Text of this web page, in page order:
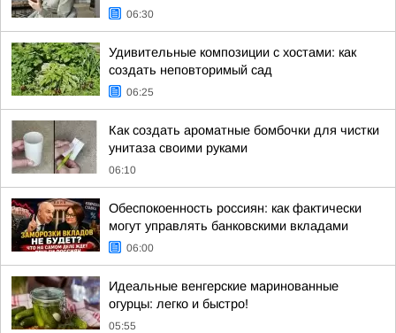
06:30
Удивительные композиции с хостами: как
создать неповторимый сад
06:25
Как создать ароматные бомбочки для чистки
унитаза своими руками
06:10
Обеспокоенность россиян: как фактически
могут управлять банковскими вкладами
06:00
Идеальные венгерские маринованные
огурцы: легко и быстро!
05:55